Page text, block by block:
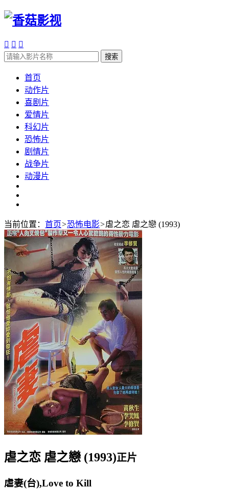
  
搜索
首页
动作片
喜剧片
爱情片
科幻片
恐怖片
剧情片
战争片
动漫片
当前位置： 首页>恐怖电影>虐之恋 虐之戀 (1993)
虐之恋 虐之戀 (1993)正片
虐妻(台),Love to Kill